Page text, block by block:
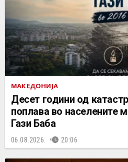
МАКЕДОНИЈА
Десет години од
поплава во населените
Гази Баба
06.08.2026. 20:06